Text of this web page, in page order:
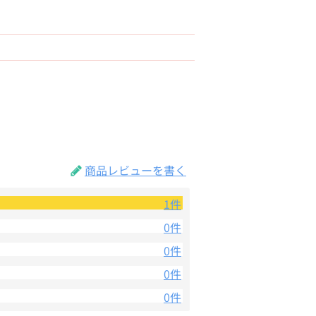
商品レビューを書く
1件
0件
0件
0件
0件